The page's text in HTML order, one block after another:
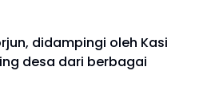
didampingi oleh Kasi
desa dari berbagai